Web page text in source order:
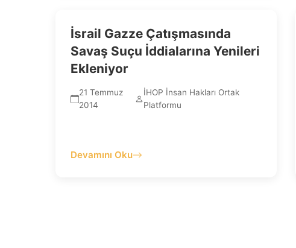
İsrail Gazze Çatışmasında
Savaş Suçu İddialarına Yenileri
Ekleniyor
21 Temmuz
2014
İHOP İnsan Hakları Ortak
Platformu
Devamını Oku